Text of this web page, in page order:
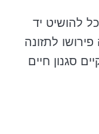
להושיט יד
לתזונה
סגנון חיים